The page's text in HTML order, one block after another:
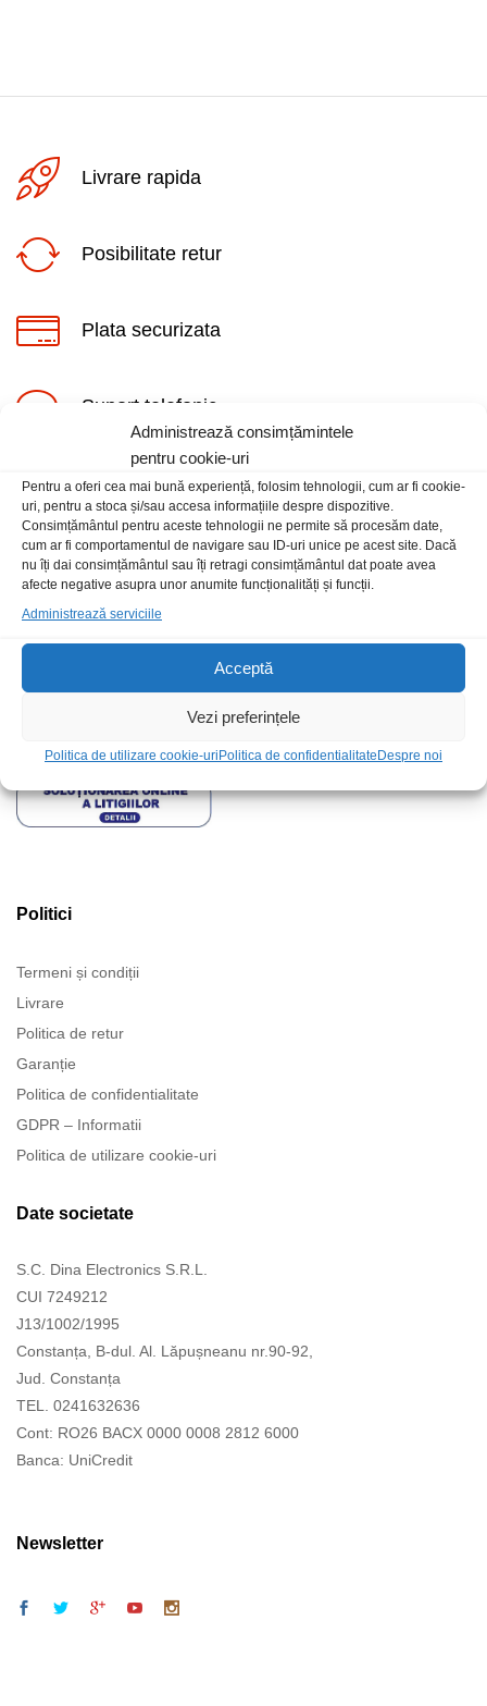
Administrează consimțămintele
pentru cookie-uri
Pentru a oferi cea mai bună experiență, folosim tehnologii, cum ar fi cookie-
uri, pentru a stoca și/sau accesa informațiile despre dispozitive.
Consimțământul pentru aceste tehnologii ne permite să procesăm date,
cum ar fi comportamentul de navigare sau ID-uri unice pe acest site. Dacă
nu îți dai consimțământul sau îți retragi consimțământul dat poate avea
afecte negative asupra unor anumite funcționalități și funcții.
Administrează serviciile
Acceptă
Vezi preferințele
Politica de utilizare cookie-uri Politica de confidentialitate Despre noi
Livrare rapida
Posibilitate retur
Plata securizata
Suport telefonic
Informatii
Politici
Termeni și condiții
Livrare
Politica de retur
Garanție
Politica de confidentialitate
GDPR – Informatii
Politica de utilizare cookie-uri
Date societate
S.C. Dina Electronics S.R.L.
CUI 7249212
J13/1002/1995
Constanța, B-dul. Al. Lăpușneanu nr.90-92,
Jud. Constanța
TEL. 0241632636
Cont: RO26 BACX 0000 0008 2812 6000
Banca: UniCredit
Newsletter